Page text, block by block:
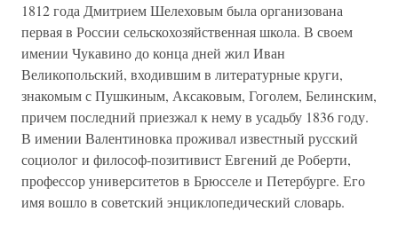
1812 года Дмитрием Шелеховым была организована
первая в России сельскохозяйственная школа. В своем
имении Чукавино до конца дней жил Иван
Великопольский, входившим в литературные круги,
знакомым с Пушкиным, Аксаковым, Гоголем, Белинским,
причем последний приезжал к нему в усадьбу 1836 году.
В имении Валентиновка проживал известный русский
социолог и философ-позитивист Евгений де Роберти,
профессор университетов в Брюсселе и Петербурге. Его
имя вошло в советский энциклопедический словарь.